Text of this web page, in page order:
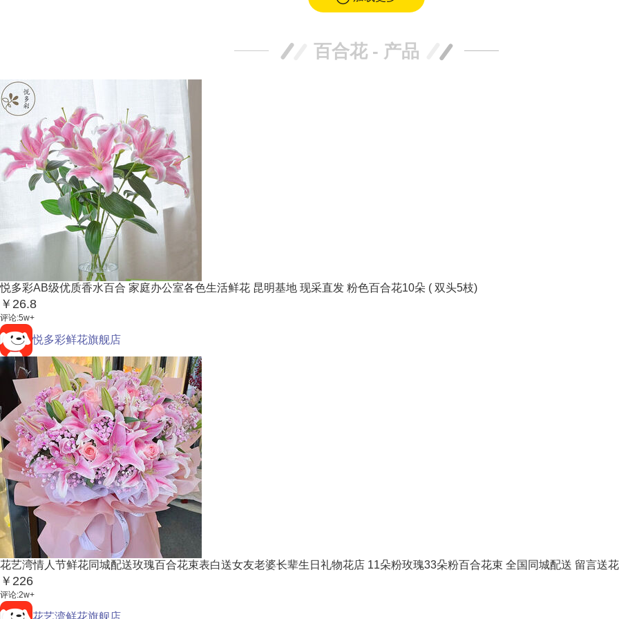
百合花 - 产品
悦多彩AB级优质香水百合 家庭办公室各色生活鲜花 昆明基地 现采直发 粉色百合花10朵 ( 双头5枝)
￥26.8
评论:5w+
悦多彩鲜花旗舰店
花艺湾情人节鲜花同城配送玫瑰百合花束表白送女友老婆长辈生日礼物花店 11朵粉玫瑰33朵粉百合花束 全国同城配送 留言送
￥226
评论:2w+
花艺湾鲜花旗舰店